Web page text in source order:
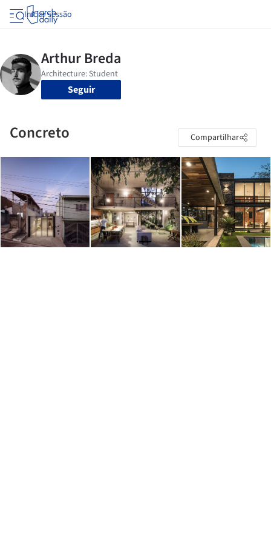
Iniciar sessão
Seguir
Concreto Compartilhar